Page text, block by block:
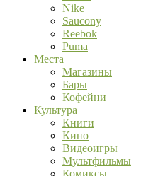
Nike
Saucony
Reebok
Puma
Места
Магазины
Бары
Кофейни
Культура
Книги
Кино
Видеоигры
Мультфильмы
Комиксы